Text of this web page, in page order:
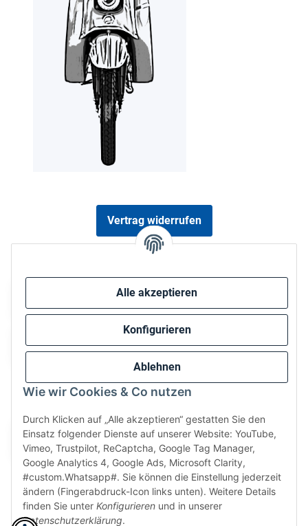
Alle akzeptieren
Konfigurieren
Ablehnen
Wie wir Cookies & Co nutzen
Durch Klicken auf „Alle akzeptieren“ gestatten Sie den
Einsatz folgender Dienste auf unserer Website: YouTube,
Vimeo, Trustpilot, ReCaptcha, Google Tag Manager,
Google Analytics 4, Google Ads, Microsoft Clarity,
#custom.Whatsapp#. Sie können die Einstellung jederzeit
ändern (Fingerabdruck-Icon links unten). Weitere Details
finden Sie unter Konfigurieren und in unserer
Datenschutzerklärung.
Vertrag widerrufen
Wir versenden via:
* Alle Preise inkl. gesetzlicher USt., zzgl.